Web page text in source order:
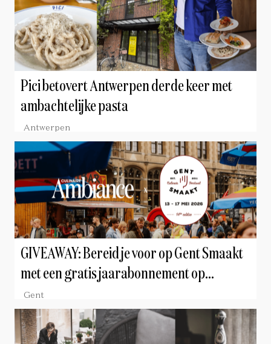
Pici betovert Antwerpen derde keer met
ambachtelijke pasta
Antwerpen
GIVEAWAY: Bereid je voor op Gent Smaakt
met een gratis jaarabonnement op
Culinaire Ambiance
Gent